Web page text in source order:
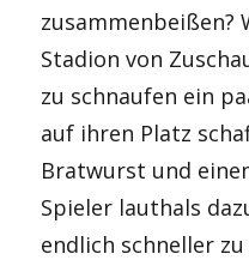
zusammenbeißen?
Stadion von
zu schnaufen ein
auf ihren Platz
Bratwurst und
Spieler lauthals
endlich schneller